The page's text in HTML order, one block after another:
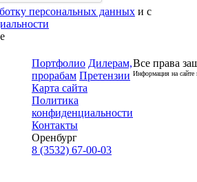
персональных данных и с
Портфолио Дилерам,
прорабам Претензии
Карта сайта
Политика
конфиденциальности
Контакты
Оренбург
8 (3532) 67-00-03
Все права
Информация на сайте